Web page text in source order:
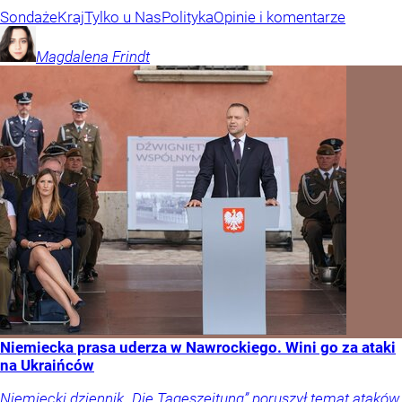
SondażeKrajTylko u NasPolitykaOpinie i komentarze
Magdalena Frindt
Niemiecka prasa uderza w Nawrockiego. Wini go za ataki
na Ukraińców